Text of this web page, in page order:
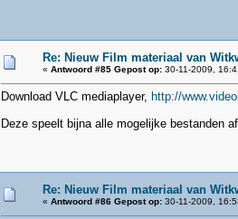
Re: Nieuw Film materiaal van
« Antwoord #85 Gepost op:30-11-2009,
Download VLC mediaplayer, http://
Deze speelt bijna alle mogelijke bestanden
Re: Nieuw Film materiaal van
« Antwoord #86 Gepost op:30-11-2009,